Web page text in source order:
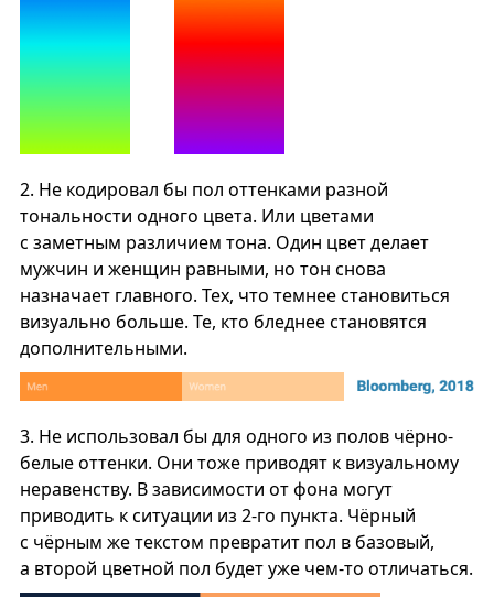
2. Не кодировал бы пол оттенками разной
тональности одного цвета. Или цветами
с заметным различием тона. Один цвет делает
мужчин и женщин равными, но тон снова
назначает главного. Тех, что темнее становиться
визуально больше. Те, кто бледнее становятся
дополнительными.
3. Не использовал бы для одного из полов чёрно-
белые оттенки. Они тоже приводят к визуальному
неравенству. В зависимости от фона могут
приводить к ситуации из 2-го пункта. Чёрный
с чёрным же текстом превратит пол в базовый,
а второй цветной пол будет уже чем-то отличаться.